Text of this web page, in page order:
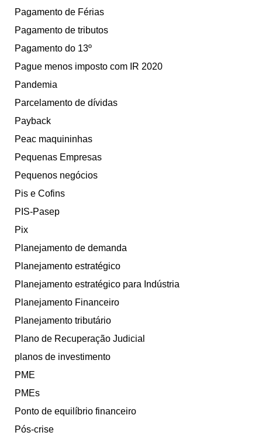
Pagamento de Férias
Pagamento de tributos
Pagamento do 13º
Pague menos imposto com IR 2020
Pandemia
Parcelamento de dívidas
Payback
Peac maquininhas
Pequenas Empresas
Pequenos negócios
Pis e Cofins
PIS-Pasep
Pix
Planejamento de demanda
Planejamento estratégico
Planejamento estratégico para Indústria
Planejamento Financeiro
Planejamento tributário
Plano de Recuperação Judicial
planos de investimento
PME
PMEs
Ponto de equilíbrio financeiro
Pós-crise